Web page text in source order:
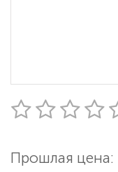
Прошлая цена: